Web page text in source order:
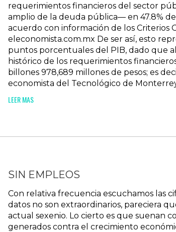
requerimientos financieros del sector
amplio de la deuda pública— en 47.8%
acuerdo con información de los Criterios
eleconomista.com.mx De ser así, esto
puntos porcentuales del PIB, dado que
histórico de los requerimientos
billones 978,689 millones de pesos; es
economista del Tecnológico de
LEER MAS
SIN EMPLEOS
Con relativa frecuencia escuchamos las
datos no son extraordinarios, pareciera
actual sexenio. Lo cierto es que suenan
generados contra el crecimiento